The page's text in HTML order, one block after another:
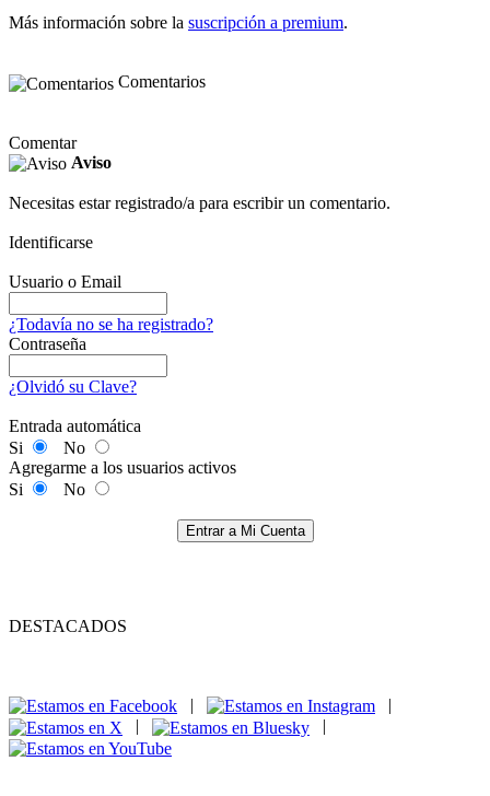
Más información sobre la suscripción a premium.
Comentarios
Comentar
Aviso
Necesitas estar registrado/a para escribir un comentario.
Identificarse
Usuario o Email
¿Todavía no se ha registrado?
Contraseña
¿Olvidó su Clave?
Entrada automática
Si
No
Agregarme a los usuarios activos
Si
No
Entrar a Mi Cuenta
DESTACADOS
|
|
|
|